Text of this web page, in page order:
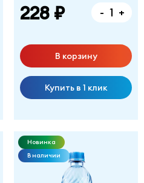
228 ₽ - +
В корзину
Купить в 1 клик
Новинка
В наличии